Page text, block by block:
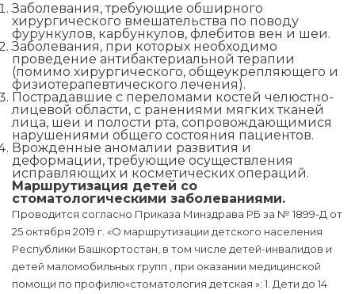
Заболевания, требующие обширного
хирургического вмешательства по поводу
фурункулов, карбункулов, флебитов вен и шеи.
Заболевания, при которых необходимо
проведение антибактериальной терапии
(помимо хирургического, общеукрепляющего и
физиотерапевтического лечения).
Пострадавшие с переломами костей челюстно-
лицевой области, с ранениями мягких тканей
лица, шеи и полости рта, сопровождающимися
нарушениями общего состояния пациентов.
Врожденные аномалии развития и
деформации, требующие осуществления
исправляющих и косметических операций.
Маршрутизация детей со
стоматологическими заболеваниями.
Проводится согласно Приказа Минздрава РБ за № 1899-Д от
25 октября 2019 г. «О маршрутизации детского населения
Республики Башкортостан, в том числе детей-инвалидов и
детей маломобильных групп , при оказании медицинской
помощи по профилю«стоматология детская »: 1. Дети до 14